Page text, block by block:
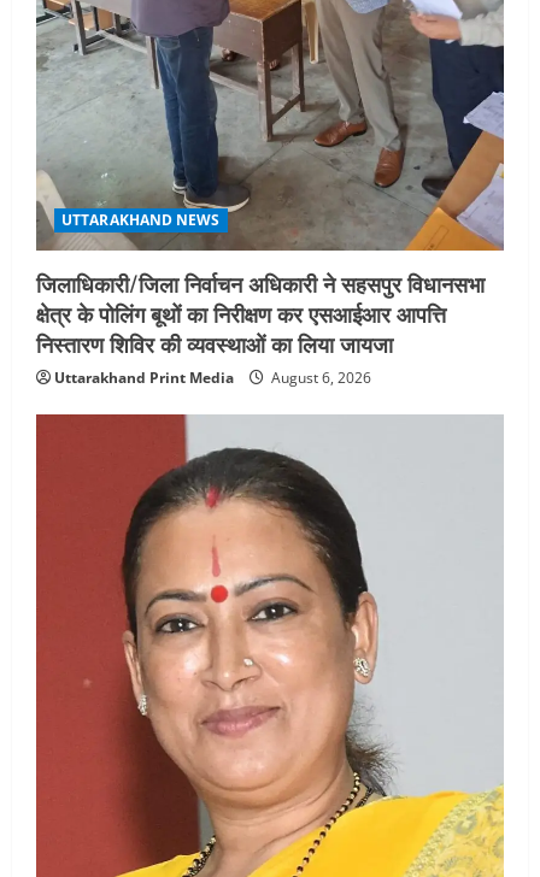
UTTARAKHAND NEWS
जिलाधिकारी/जिला निर्वाचन अधिकारी ने सहसपुर विधानसभा
क्षेत्र के पोलिंग बूथों का निरीक्षण कर एसआईआर आपत्ति
निस्तारण शिविर की व्यवस्थाओं का लिया जायजा
Uttarakhand Print Media August 6, 2026